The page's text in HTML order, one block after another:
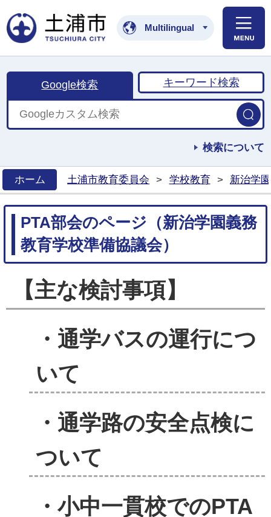
土浦市公式ホームペ
Multilingual
Google検索 キーワード検索
検索について
ホーム
土浦市教育委員会 > 学校教育 > 新治学
PTA部会のページ（新治学園義務
教育学校準備協議会）
【主な検討事項】
・通学バスの運行につ
いて
・通学路の安全点検に
ついて
・小中一貫校でのPTA